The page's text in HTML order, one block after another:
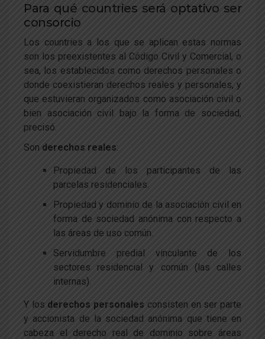
Para qué countries será optativo ser
consorcio
Los countries a los que se aplican estas normas
son los preexistentes al Código Civil y Comercial, o
sea, los establecidos como derechos personales o
donde coexistieran derechos reales y personales, y
que estuvieran organizados como asociación civil o
bien asociación civil bajo la forma de sociedad,
precisó.
Son derechos reales:
Propiedad de los participantes de las
parcelas residenciales.
Propiedad y dominio de la asociación civil en
forma de sociedad anónima con respecto a
las áreas de uso común.
Servidumbre predial vinculante de los
sectores residencial y común (las calles
internas).
Y los derechos personales consisten en ser parte
y accionista de la sociedad anónima que tiene en
cabeza el derecho real de dominio sobre áreas